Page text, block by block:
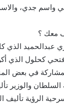
واسم جدي،
معك ؟
عبدالحميد الذي
في بعض
والوزير
الرؤية تأليف